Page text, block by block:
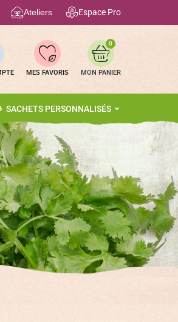
Ateliers Espace Pro
MES FAVORIS
0
SACHETS PERSONNALISÉS